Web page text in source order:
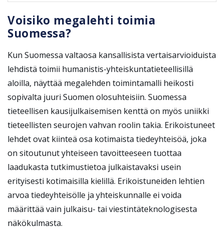
Voisiko megalehti toimia
Suomessa?
Kun Suomessa valtaosa kansallisista vertaisarvioiduista
lehdistä toimii humanistis-yhteiskuntatieteellisillä
aloilla, näyttää megalehden toimintamalli heikosti
sopivalta juuri Suomen olosuhteisiin. Suomessa
tieteellisen kausijulkaisemisen kenttä on myös uniikki
tieteellisten seurojen vahvan roolin takia. Erikoistuneet
lehdet ovat kiinteä osa kotimaista tiedeyhteisöä, joka
on sitoutunut yhteiseen tavoitteeseen tuottaa
laadukasta tutkimustietoa julkaistavaksi usein
erityisesti kotimaisilla kielillä. Erikoistuneiden lehtien
arvoa tiedeyhteisölle ja yhteiskunnalle ei voida
määrittää vain julkaisu- tai viestintäteknologisesta
näkökulmasta.